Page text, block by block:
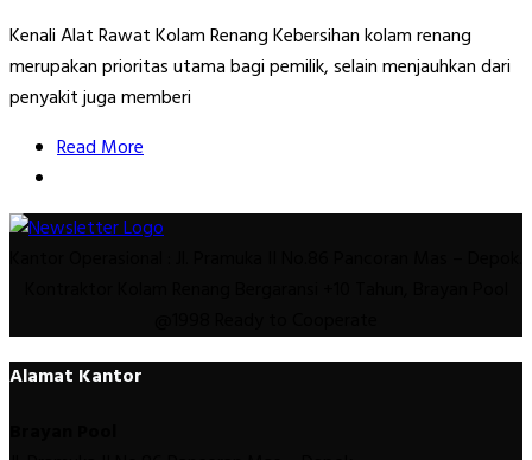
Kenali Alat Rawat Kolam Renang Kebersihan kolam renang
merupakan prioritas utama bagi pemilik, selain menjauhkan dari
penyakit juga memberi
Read More
Alamat Kantor